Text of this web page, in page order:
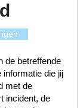
de betreffende
informatie die jij
met de
incident, de